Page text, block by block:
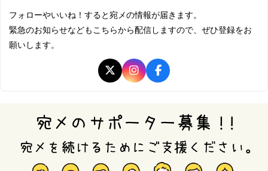
フォローやいいね！すると宛メの情報が届きます。
緊急のお知らせなどもこちらから配信しますので、ぜひ登録をお
願いします。